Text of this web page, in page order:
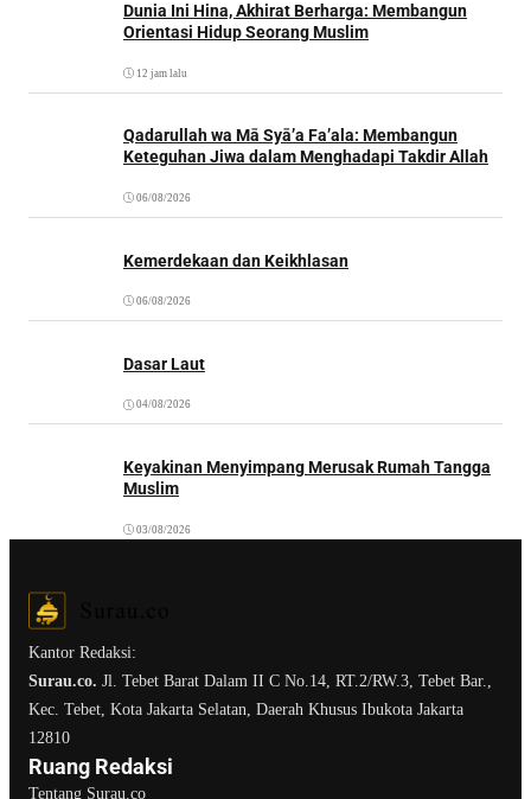
Dunia Ini Hina, Akhirat Berharga: Membangun
Orientasi Hidup Seorang Muslim
12 jam lalu
Qadarullah wa Mā Syā’a Fa’ala: Membangun
Keteguhan Jiwa dalam Menghadapi Takdir Allah
06/08/2026
Kemerdekaan dan Keikhlasan
06/08/2026
Dasar Laut
04/08/2026
Keyakinan Menyimpang Merusak Rumah Tangga
Muslim
03/08/2026
Kantor Redaksi:
Surau.co. Jl. Tebet Barat Dalam II C No.14, RT.2/RW.3, Tebet Bar.,
Kec. Tebet, Kota Jakarta Selatan, Daerah Khusus Ibukota Jakarta
12810
Ruang Redaksi
Tentang Surau.co